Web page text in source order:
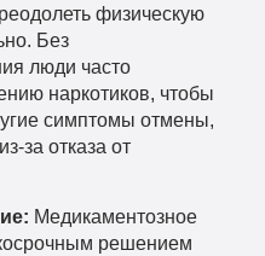
физическую
Без
люди часто
наркотиков, чтобы
симптомы отмены,
за отказа от
Медикаментозное
решением